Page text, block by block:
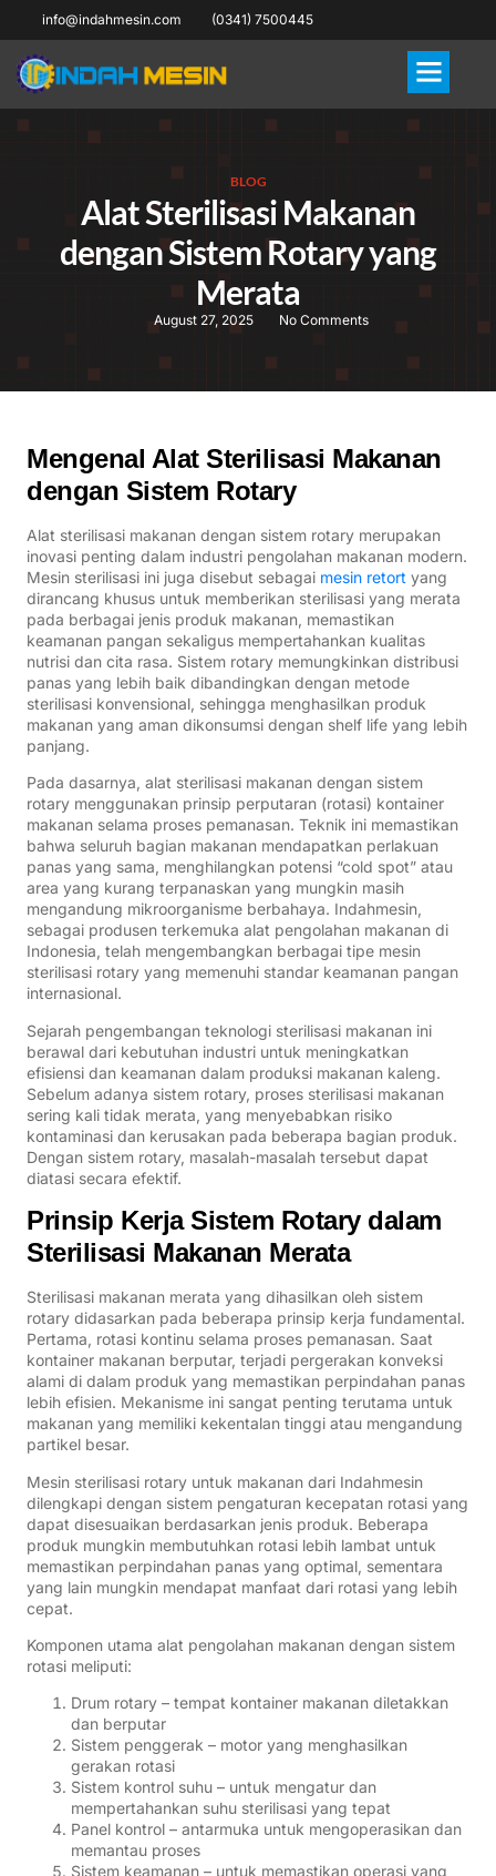
info@indahmesin.com (0341) 7500445
BLOG
Alat Sterilisasi Makanan
dengan Sistem Rotary yang
Merata
August 27, 2025 No Comments
Mengenal Alat Sterilisasi Makanan
dengan Sistem Rotary
Alat sterilisasi makanan dengan sistem rotary merupakan
inovasi penting dalam industri pengolahan makanan modern.
Mesin sterilisasi ini juga disebut sebagai mesin retort yang
dirancang khusus untuk memberikan sterilisasi yang merata
pada berbagai jenis produk makanan, memastikan
keamanan pangan sekaligus mempertahankan kualitas
nutrisi dan cita rasa. Sistem rotary memungkinkan distribusi
panas yang lebih baik dibandingkan dengan metode
sterilisasi konvensional, sehingga menghasilkan produk
makanan yang aman dikonsumsi dengan shelf life yang lebih
panjang.
Pada dasarnya, alat sterilisasi makanan dengan sistem
rotary menggunakan prinsip perputaran (rotasi) kontainer
makanan selama proses pemanasan. Teknik ini memastikan
bahwa seluruh bagian makanan mendapatkan perlakuan
panas yang sama, menghilangkan potensi “cold spot” atau
area yang kurang terpanaskan yang mungkin masih
mengandung mikroorganisme berbahaya. Indahmesin,
sebagai produsen terkemuka alat pengolahan makanan di
Indonesia, telah mengembangkan berbagai tipe mesin
sterilisasi rotary yang memenuhi standar keamanan pangan
internasional.
Sejarah pengembangan teknologi sterilisasi makanan ini
berawal dari kebutuhan industri untuk meningkatkan
efisiensi dan keamanan dalam produksi makanan kaleng.
Sebelum adanya sistem rotary, proses sterilisasi makanan
sering kali tidak merata, yang menyebabkan risiko
kontaminasi dan kerusakan pada beberapa bagian produk.
Dengan sistem rotary, masalah-masalah tersebut dapat
diatasi secara efektif.
Prinsip Kerja Sistem Rotary dalam
Sterilisasi Makanan Merata
Sterilisasi makanan merata yang dihasilkan oleh sistem
rotary didasarkan pada beberapa prinsip kerja fundamental.
Pertama, rotasi kontinu selama proses pemanasan. Saat
kontainer makanan berputar, terjadi pergerakan konveksi
alami di dalam produk yang memastikan perpindahan panas
lebih efisien. Mekanisme ini sangat penting terutama untuk
makanan yang memiliki kekentalan tinggi atau mengandung
partikel besar.
Mesin sterilisasi rotary untuk makanan dari Indahmesin
dilengkapi dengan sistem pengaturan kecepatan rotasi yang
dapat disesuaikan berdasarkan jenis produk. Beberapa
produk mungkin membutuhkan rotasi lebih lambat untuk
memastikan perpindahan panas yang optimal, sementara
yang lain mungkin mendapat manfaat dari rotasi yang lebih
cepat.
Komponen utama alat pengolahan makanan dengan sistem
rotasi meliputi:
Drum rotary – tempat kontainer makanan diletakkan
dan berputar
Sistem penggerak – motor yang menghasilkan
gerakan rotasi
Sistem kontrol suhu – untuk mengatur dan
mempertahankan suhu sterilisasi yang tepat
Panel kontrol – antarmuka untuk mengoperasikan dan
memantau proses
Sistem keamanan – untuk memastikan operasi yang